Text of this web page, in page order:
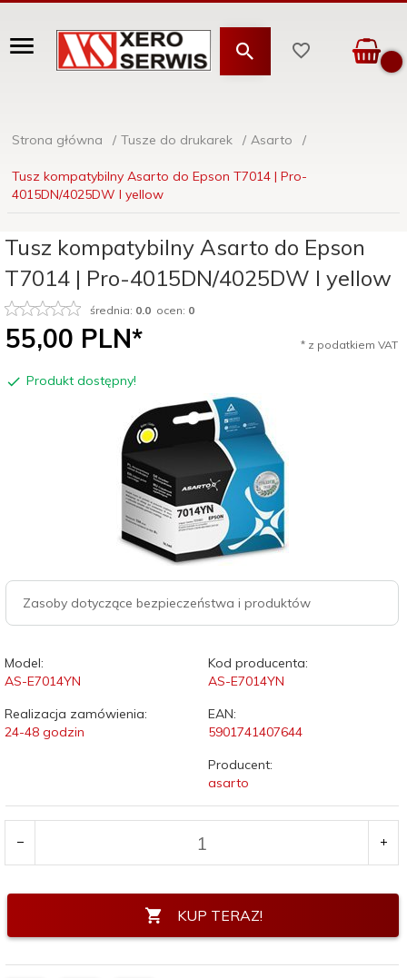
Strona główna Tusze do drukarek Asarto
Tusz kompatybilny Asarto do Epson T7014 | Pro-
4015DN/4025DW I yellow
Tusz kompatybilny Asarto do Epson
T7014 | Pro-4015DN/4025DW I yellow
średnia: 0.0 ocen: 0
55,00 PLN* * z podatkiem VAT
Produkt dostępny!
Zasoby dotyczące bezpieczeństwa i produktów
Model:
AS-E7014YN
Kod producenta:
AS-E7014YN
Realizacja zamówienia:
24-48 godzin
EAN:
5901741407644
Producent:
asarto
KUP TERAZ!